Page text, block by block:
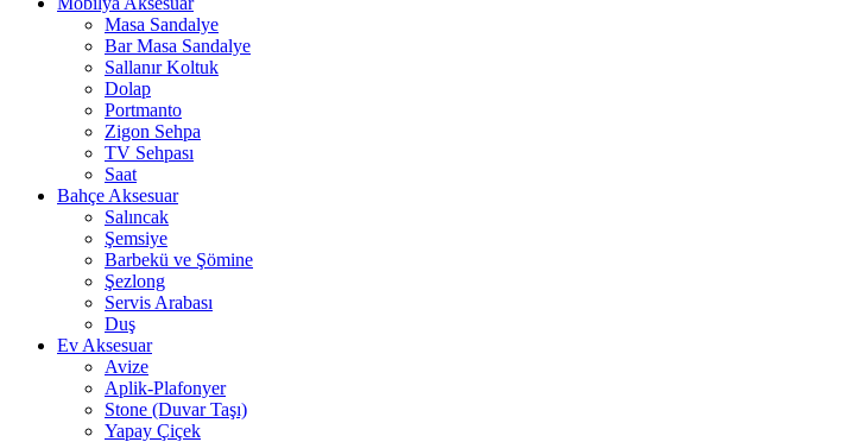
Masa Sandalye
Bar Masa Sandalye
Sallanır Koltuk
Dolap
Portmanto
Zigon Sehpa
TV Sehpası
Saat
Bahçe Aksesuar
Salıncak
Şemsiye
Barbekü ve Şömine
Şezlong
Servis Arabası
Duş
Ev Aksesuar
Avize
Aplik-Plafonyer
Stone (Duvar Taşı)
Yapay Çiçek